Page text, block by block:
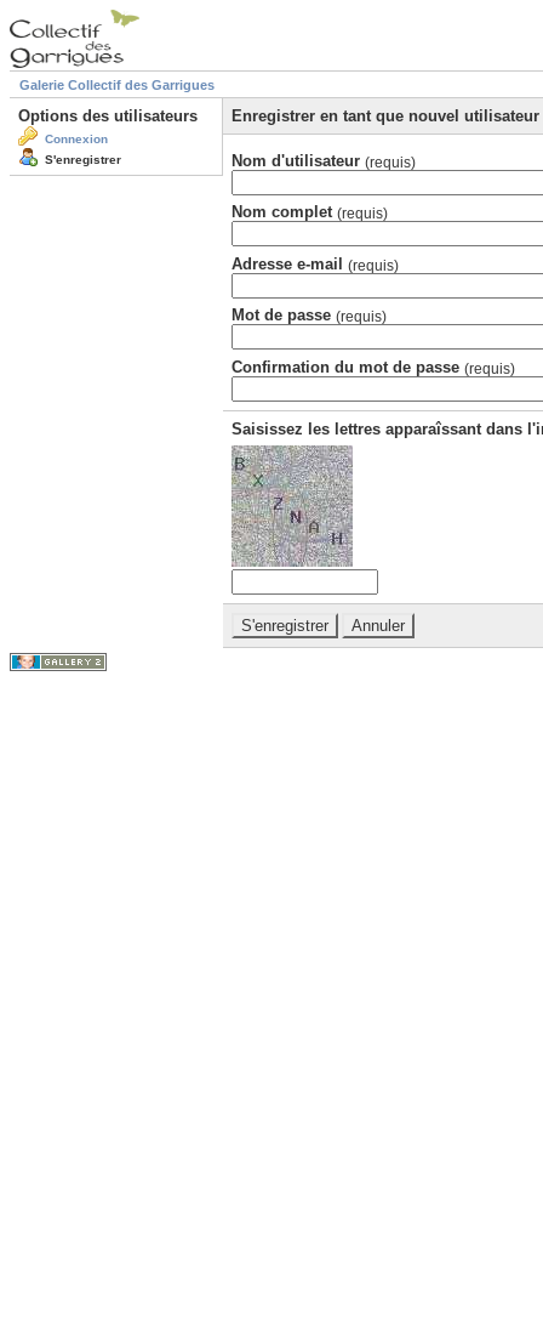
Galerie Collectif des Garrigues
Options des utilisateurs
Connexion
S'enregistrer
Enregistrer en tant que nouvel utilisateur
Nom d'utilisateur (requis)
Nom complet (requis)
Adresse e-mail (requis)
Mot de passe (requis)
Confirmation du mot de passe (requis)
Saisissez les lettres apparaîssant dans